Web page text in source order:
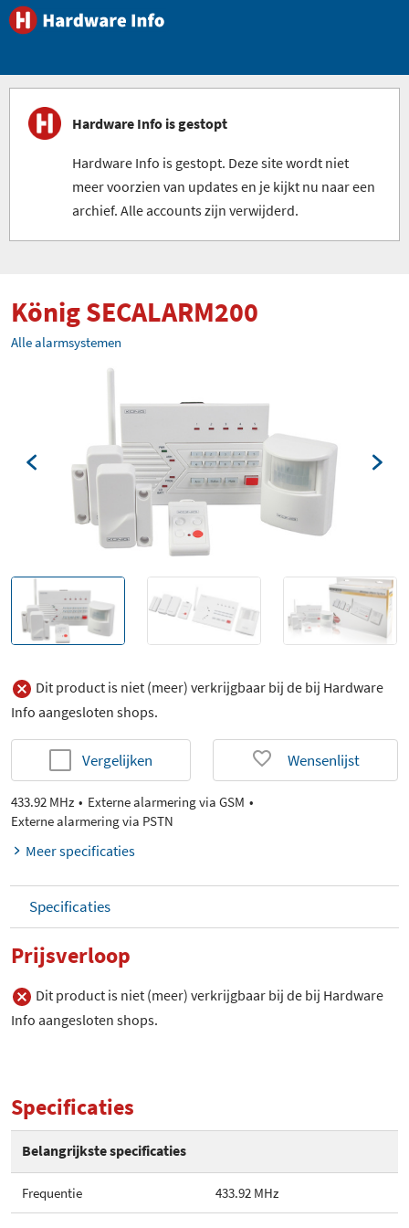
Hardware Info is gestopt
Hardware Info is gestopt. Deze site wordt niet
meer voorzien van updates en je kijkt nu naar een
archief. Alle accounts zijn verwijderd.
König SECALARM200
Alle alarmsystemen
Dit product is niet (meer) verkrijgbaar bij de bij Hardware
Info aangesloten shops.
Vergelijken Wensenlijst
433.92 MHz
Externe alarmering via GSM
Externe alarmering via PSTN
Meer specificaties
Specificaties
Prijsverloop
Dit product is niet (meer) verkrijgbaar bij de bij Hardware
Info aangesloten shops.
Specificaties
Belangrijkste specificaties
Frequentie 433.92 MHz